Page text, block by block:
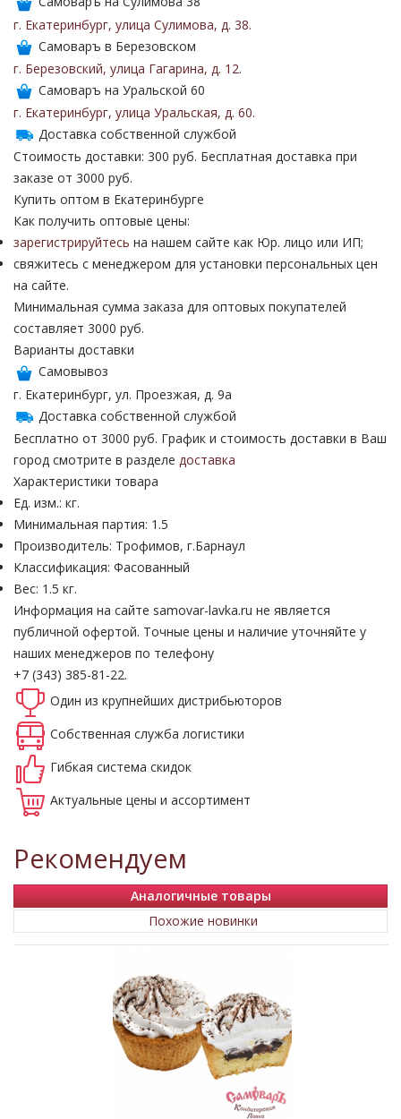
г. Екатеринбург, улица Сулимова, д. 38.
Самоваръ в Березовском
г. Березовский, улица Гагарина, д. 12.
Самоваръ на Уральской 60
г. Екатеринбург, улица Уральская, д. 60.
Доставка собственной службой
Стоимость доставки: 300 руб. Бесплатная доставка при
заказе от 3000 руб.
Купить оптом в Екатеринбурге
Как получить оптовые цены:
зарегистрируйтесь на нашем сайте как Юр. лицо или ИП;
свяжитесь с менеджером для установки персональных цен
на сайте.
Минимальная сумма заказа для оптовых покупателей
составляет 3000 руб.
Варианты доставки
Самовывоз
г. Екатеринбург, ул. Проезжая, д. 9а
Доставка собственной службой
Бесплатно от 3000 руб. График и стоимость доставки в Ваш
город смотрите в разделе доставка
Характеристики товара
Ед. изм.: кг.
Минимальная партия: 1.5
Производитель: Трофимов, г.Барнаул
Классификация: Фасованный
Вес: 1.5 кг.
Информация на сайте samovar-lavka.ru не является
публичной офертой. Точные цены и наличие уточняйте у
наших менеджеров по телефону
+7 (343) 385-81-22.
Один из крупнейших дистрибьюторов
Собственная служба логистики
Гибкая система скидок
Актуальные цены и ассортимент
Рекомендуем
Аналогичные товары
Похожие новинки